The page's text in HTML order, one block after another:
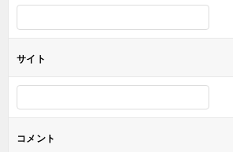
サイト
コメント